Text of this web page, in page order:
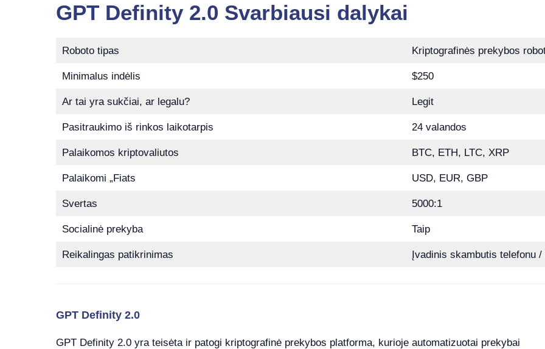
GPT Definity 2.0 Svarbiausi dalykai
Roboto tipas Kriptografinės prekybos
Minimalus indėlis $250
Ar tai yra sukčiai, ar legalu? Legit
Pasitraukimo iš rinkos laikotarpis 24 valandos
Palaikomos kriptovaliutos BTC, ETH, LTC, XRP
Palaikomi „Fiats USD, EUR, GBP
Svertas 5000:1
Socialinė prekyba Taip
Reikalingas patikrinimas Įvadinis skambutis telefonu /
GPT Definity 2.0
GPT Definity 2.0 yra teisėta ir patogi kriptografinė prekybos platforma, kurioje automatizuotai prekybai